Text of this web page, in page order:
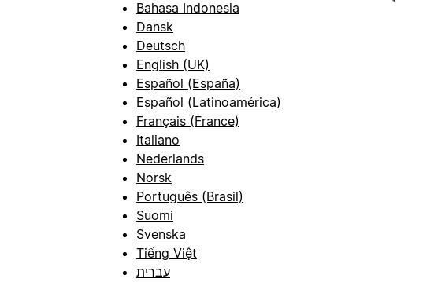
Bahasa Indonesia
Dansk
Deutsch
English (UK)
Español (España)
Español (Latinoamérica)
Français (France)
Italiano
Nederlands
Norsk
Português (Brasil)
Suomi
Svenska
Tiếng Việt
עברית